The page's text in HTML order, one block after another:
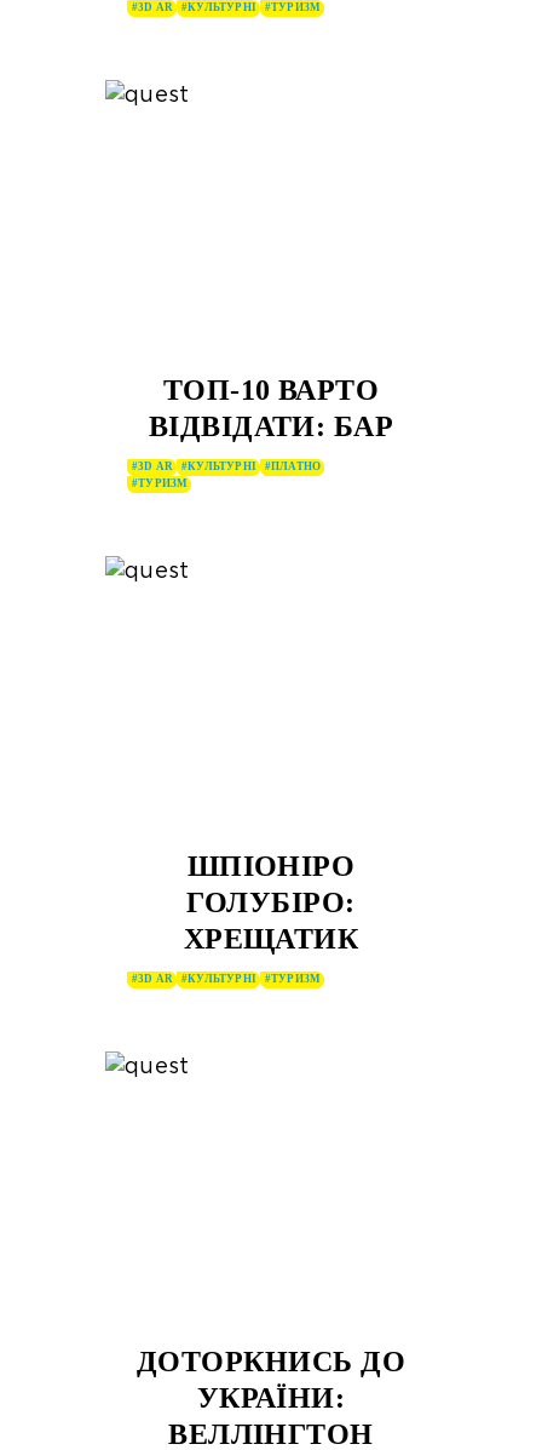
#3D AR #КУЛЬТУРНІ #ТУРИЗМ
ТОП-10 ВАРТО
ВІДВІДАТИ: БАР
#3D AR #КУЛЬТУРНІ
#ПЛАТНО
#ТУРИЗМ
ШПІОНІРО
ГОЛУБІРО:
ХРЕЩАТИК
#3D AR #КУЛЬТУРНІ #ТУРИЗМ
ДОТОРКНИСЬ ДО
УКРАЇНИ:
ВЕЛЛІНГТОН